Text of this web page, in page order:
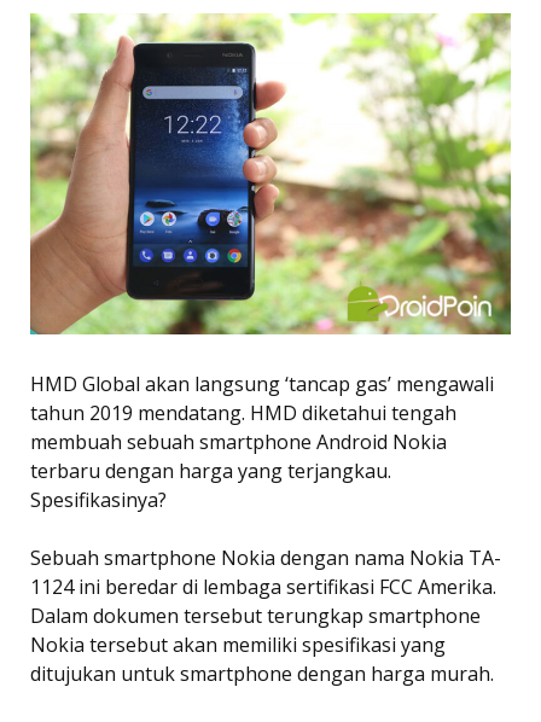
HMD Global akan langsung ‘tancap gas’ mengawali
tahun 2019 mendatang. HMD diketahui tengah
membuah sebuah smartphone Android Nokia
terbaru dengan harga yang terjangkau.
Spesifikasinya?
Sebuah smartphone Nokia dengan nama Nokia TA-
1124 ini beredar di lembaga sertifikasi FCC Amerika.
Dalam dokumen tersebut terungkap smartphone
Nokia tersebut akan memiliki spesifikasi yang
ditujukan untuk smartphone dengan harga murah.